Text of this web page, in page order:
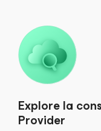
Explore la
Provider